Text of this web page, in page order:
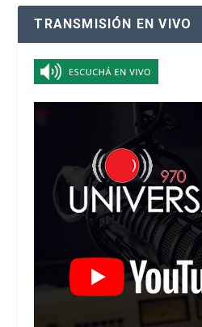
TRANSMISIÓN EN VIVO